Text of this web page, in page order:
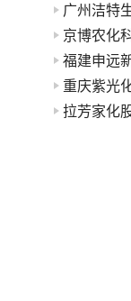
广州洁特
京博农化
福建申远
重庆紫光
拉芳家化